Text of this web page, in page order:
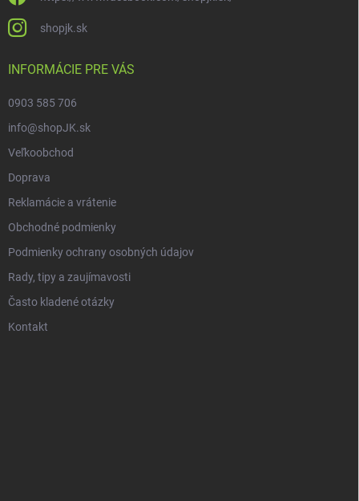
shopjk.sk
INFORMÁCIE PRE VÁS
0903 585 706
info@shopJK.sk
Veľkoobchod
Doprava
Reklamácie a vrátenie
Obchodné podmienky
Podmienky ochrany osobných údajov
Rady, tipy a zaujímavosti
Často kladené otázky
Kontakt